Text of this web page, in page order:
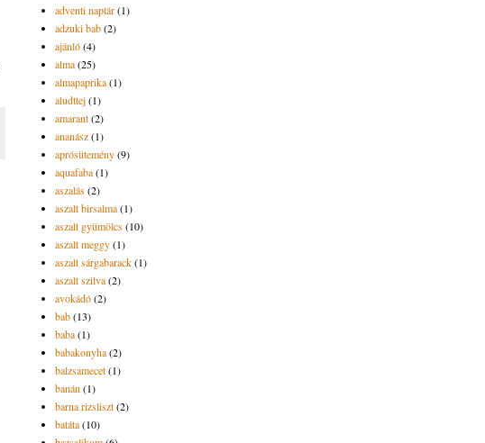
adventi naptár(1)
adzuki bab(2)
ajánló(4)
alma(25)
almapaprika(1)
aludttej(1)
amarant(2)
ananász(1)
aprósütemény(9)
aquafaba(1)
aszalás(2)
aszalt birsalma(1)
aszalt gyümölcs(10)
aszalt meggy(1)
aszalt sárgabarack(1)
aszalt szilva(2)
avokádó(2)
bab(13)
baba(1)
babakonyha(2)
balzsamecet(1)
banán(1)
barna rizsliszt(2)
batáta(10)